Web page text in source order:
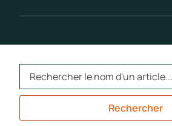
Rechercher